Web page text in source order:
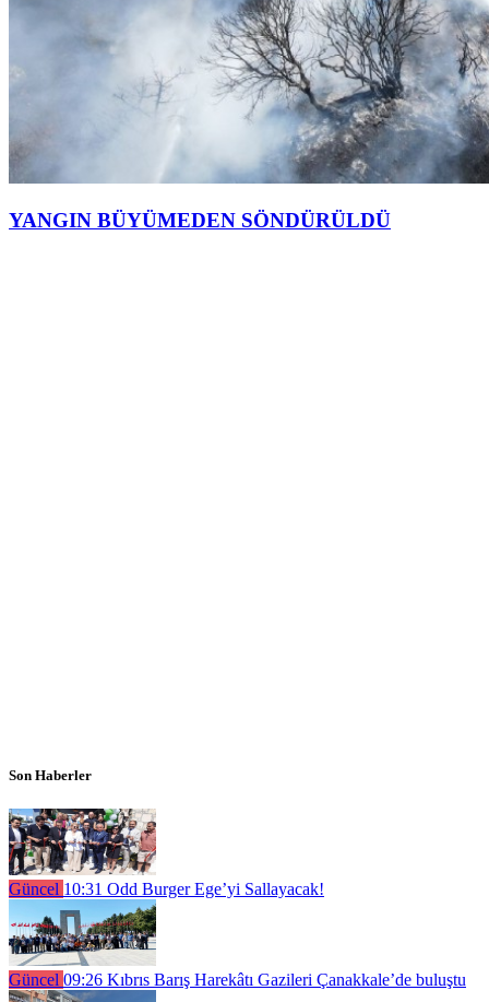
YANGIN BÜYÜMEDEN SÖNDÜRÜLDÜ
Son Haberler
Güncel 10:31 Odd Burger Ege’yi Sallayacak!
Güncel 09:26 Kıbrıs Barış Harekâtı Gazileri Çanakkale’de buluştu